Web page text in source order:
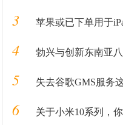
3 苹果或已下单用于
4 勃兴与创新东南亚
5 失去谷歌GMS服务这么久
6 关于小米10系列，